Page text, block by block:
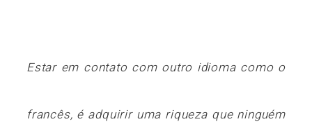
Estar em contato com outro idioma como o
francês, é adquirir uma riqueza que ninguém